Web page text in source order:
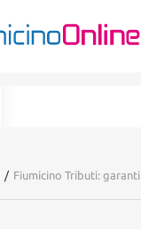
/ Fiumicino Tributi: